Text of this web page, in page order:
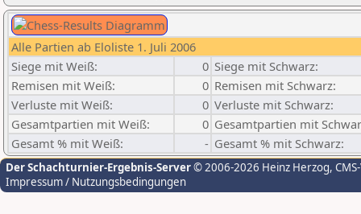
Alle Partien ab Eloliste 1. Juli 2006
Siege mit Weiß:
0 Siege mit Schwarz:
Remisen mit Weiß:
0 Remisen mit Schwarz:
Verluste mit Weiß:
0 Verluste mit Schwarz:
Gesamtpartien mit Weiß:
0 Gesamtpartien mit
Gesamt % mit Weiß:
- Gesamt % mit Schwarz:
Der Schachturnier-Ergebnis-Server© 2006-2026 Heinz Herzog,
Impressum / Nutzungsbedingungen